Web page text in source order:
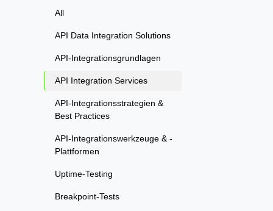
All
API Data Integration Solutions
API-Integrationsgrundlagen
API Integration Services
API-Integrationsstrategien &
Best Practices
API-Integrationswerkzeuge & -
Plattformen
Uptime-Testing
Breakpoint-Tests